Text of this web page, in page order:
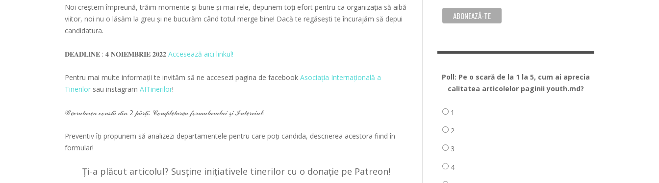
Noi creștem împreună, trăim momente și bune și mai rele, depunem toți efort pentru ca organizația să aibă
viitor, noi nu o lăsăm la greu și ne bucurăm când totul merge bine! Dacă te regăsești te încurajăm să depui
candidatura.
𝐃𝐄𝐀𝐃𝐋𝐈𝐍𝐄 : 𝟒 𝐍𝐎𝐈𝐄𝐌𝐁𝐑𝐈𝐄 𝟐𝟎𝟐𝟐 Accesează aici linkul!
Pentru mai multe informații te invităm să ne accesezi pagina de facebook Asociația Internațională a
Tinerilor sau instagram AITinerilor!
ℛℯ𝒸𝓇𝓊𝓉𝒶𝓇ℯ𝒶 𝒸ℴ𝓃𝓈𝓉𝒶̆ 𝒹𝒾𝓃 2 𝓅𝒶̆𝓇𝓉̗𝒾: 𝒞ℴ𝓂𝓅𝓁ℯ𝓉𝒶𝓇ℯ𝒶 𝒻ℴ𝓇𝓂𝓊𝓁𝒶𝓇𝓊𝓁𝓊𝒾 𝓈̗𝒾 ℐ𝓃𝓉ℯ𝓇𝓋𝒾𝓊𝓁!
Preventiv îți propunem să analizezi departamentele pentru care poți candida, descrierea acestora fiind în
formular!
Ți-a plăcut articolul? Susține inițiativele tinerilor cu o donație pe Patreon!
Poll: Pe o scară de la 1 la 5, cum ai aprecia
calitatea articolelor paginii youth.md?
1
2
3
4